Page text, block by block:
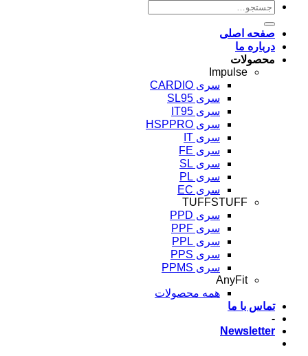
صفحه اصلی
درباره ما
محصولات
Impulse
سری CARDIO
سری SL95
سری IT95
سری HSPPRO
سری IT
سری FE
سری SL
سری PL
سری EC
TUFFSTUFF
سری PPD
سری PPF
سری PPL
سری PPS
سری PPMS
AnyFit
همه محصولات
تماس با ما
-
Newsletter